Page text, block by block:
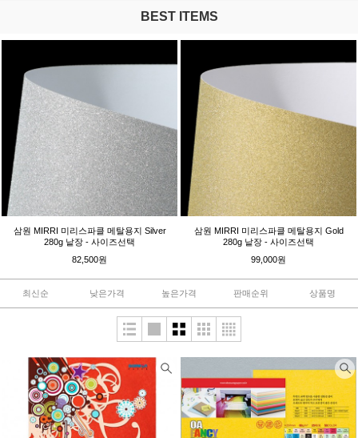
BEST ITEMS
삼원 MIRRI 미리스파클 메탈용지 Silver
280g 낱장 - 사이즈선택
82,500원
삼원 MIRRI 미리스파클 메탈용지 Gold
280g 낱장 - 사이즈선택
99,000원
최신순 낮은가격 높은가격 판매순위 상품명